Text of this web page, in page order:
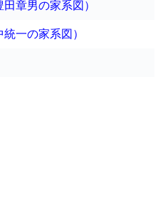
章男の家系図）
一の家系図）